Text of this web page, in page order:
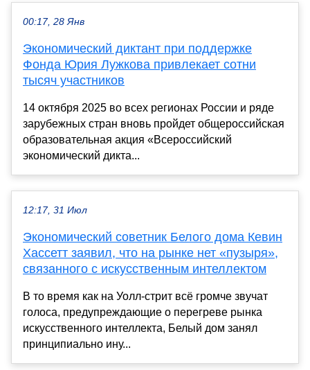
00:17, 28 Янв
Экономический диктант при поддержке
Фонда Юрия Лужкова привлекает сотни
тысяч участников
14 октября 2025 во всех регионах России и ряде
зарубежных стран вновь пройдет общероссийская
образовательная акция «Всероссийский
экономический дикта...
12:17, 31 Июл
Экономический советник Белого дома Кевин
Хассетт заявил, что на рынке нет «пузыря»,
связанного с искусственным интеллектом
В то время как на Уолл-стрит всё громче звучат
голоса, предупреждающие о перегреве рынка
искусственного интеллекта, Белый дом занял
принципиально ину...